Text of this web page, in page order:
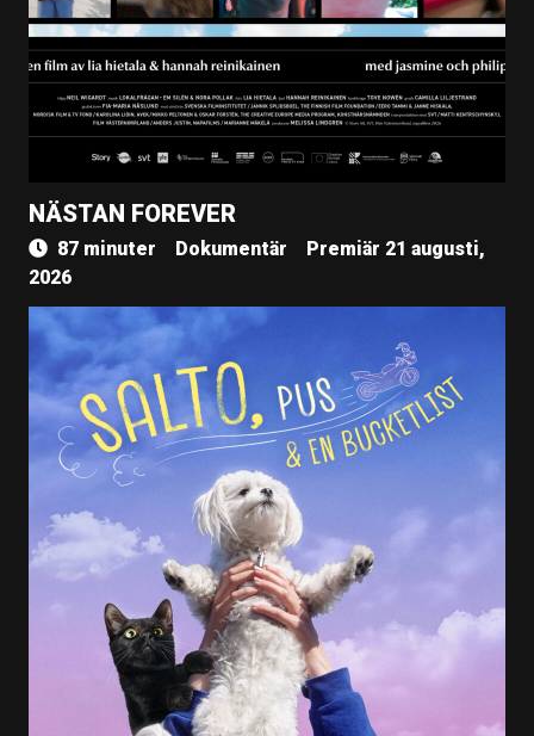
NÄSTAN FOREVER
87 minuter Dokumentär
Premiär 21 augusti,
2026